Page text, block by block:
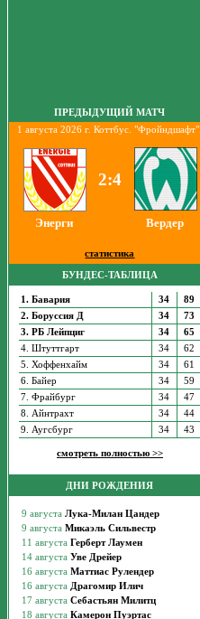
ПРЕДЫДУЩИЙ МАТЧ
1 августа 2026 г. Коттбус. "Фройндшафт".
2:4
Энерги Вердер
статистика
БУНДЕС-ТАБЛИЦА
1. Бавария 34
89
2. Боруссия Д
34
73
3. РБ Лейпциг
34
65
4. Штуттгарт
34
62
5. Хоффенхайм
34
61
6. Байер
34
59
7. Фрайбург
34
47
8. Айнтрахт
34
44
9. Аугсбург
34 43
смотреть полностью >>
ДНИ РОЖДЕНИЯ